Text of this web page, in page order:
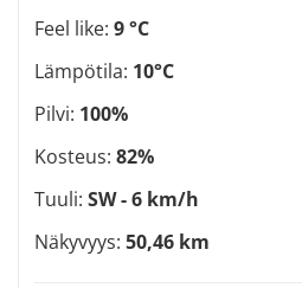
Feel like: 9 °C
Lämpötila: 10°C
Pilvi: 100%
Kosteus: 82%
Tuuli: SW - 6 km/h
Näkyvyys: 50,46 km